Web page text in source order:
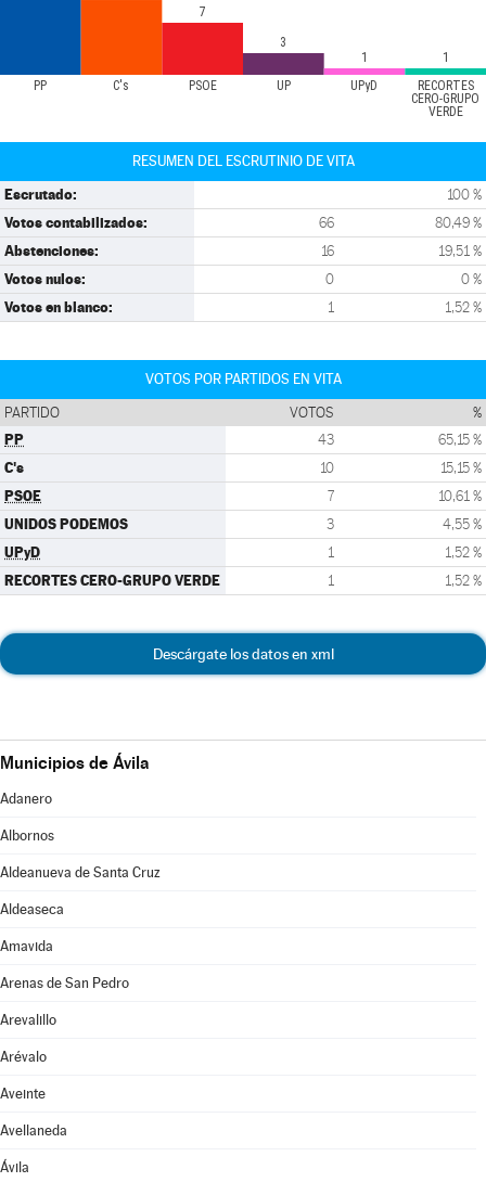
PP C's PSOE UP UPyD
RECORTES
CERO-GRUPO
VERDE
7
3
1
1
RESUMEN DEL ESCRUTINIO DE VITA
Escrutado: 100 %
Votos contabilizados: 66 80,49 %
Abstenciones: 16 19,51 %
Votos nulos: 0 0 %
Votos en blanco: 1 1,52 %
VOTOS POR PARTIDOS EN VITA
PARTIDO VOTOS %
PP 43 65,15 %
C's 10 15,15 %
PSOE 7 10,61 %
UNIDOS PODEMOS 3 4,55 %
UPyD 1 1,52 %
RECORTES CERO-GRUPO VERDE 1 1,52 %
Descárgate los datos en xml
Municipios de Ávila
Adanero
Albornos
Aldeanueva de Santa Cruz
Aldeaseca
Amavida
Arenas de San Pedro
Arevalillo
Arévalo
Aveinte
Avellaneda
Ávila